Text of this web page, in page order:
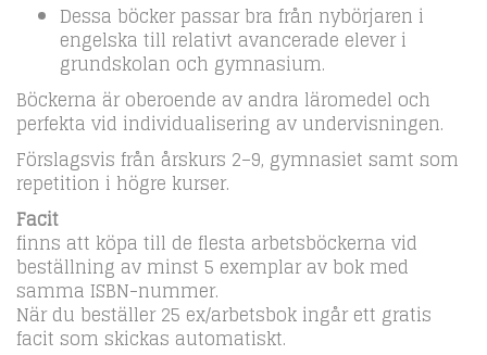
Dessa böcker passar bra från nybörjaren i
engelska till relativt avancerade elever i
grundskolan och gymnasium.
Böckerna är oberoende av andra läromedel och
perfekta vid individualisering av undervisningen.
Förslagsvis från årskurs 2–9, gymnasiet samt som
repetition i högre kurser.
Facit
finns att köpa till de flesta arbetsböckerna vid
beställning av minst 5 exemplar av bok med
samma ISBN-nummer.
När du beställer 25 ex/arbetsbok ingår ett gratis
facit som skickas automatiskt.